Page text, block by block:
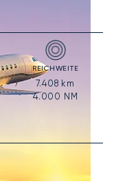
REICHWEITE
7.408 km
4.000 NM